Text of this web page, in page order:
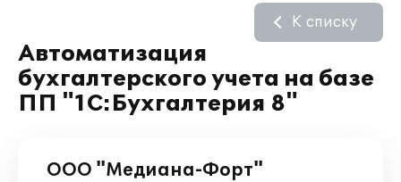
Автоматизация
бухгалтерского учета на базе
ПП "1С:Бухгалтерия 8"
К списку
ООО "Медиана-Форт"